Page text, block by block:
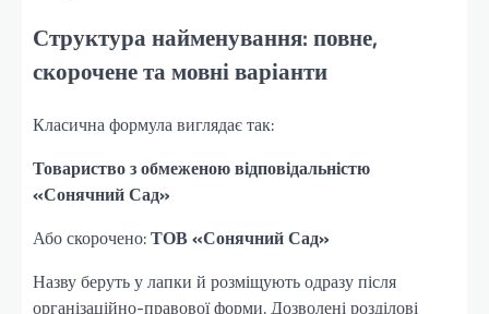
Структура найменування: повне,
скорочене та мовні варіанти
Класична формула виглядає так:
Товариство з обмеженою відповідальністю
«Сонячний Сад»
Або скорочено:ТОВ «Сонячний Сад»
Назву беруть у лапки й розміщують одразу після
організаційно-правової форми. Дозволені розділові